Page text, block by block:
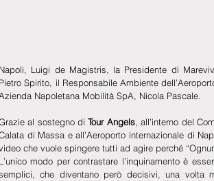
Napoli, Luigi de Magistris, la Presidente di
Pietro Spirito, il Responsabile Ambiente
Napoletana Mobilità SpA, Nicola Pascale.
al sostegno di Tour Angels, all’interno del
di Massa e all’Aeroporto internazionale di
che vuole spingere tutti ad agire perché
L’unico modo per contrastare l’inquinamento è
che diventano però decisivi, una volta